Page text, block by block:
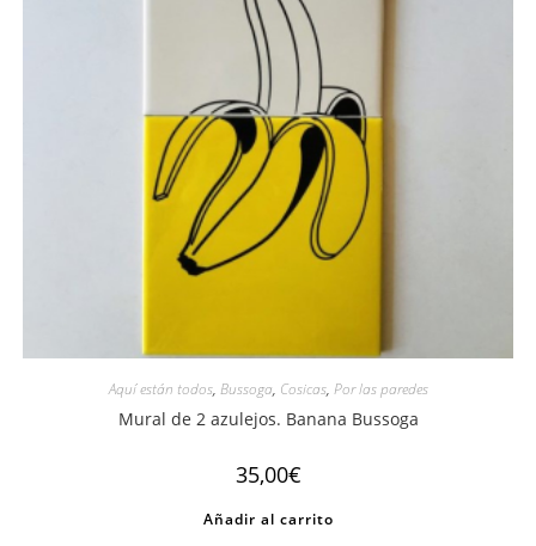
Aquí están todos, Bussoga, Cosicas, Por las paredes
Mural de 2 azulejos. Banana Bussoga
35,00€
Añadir al carrito